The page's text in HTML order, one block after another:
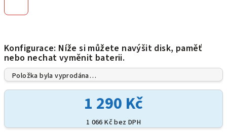
Konfigurace: Níže si můžete navýšit disk, paměť
nebo nechat vyměnit baterii.
Položka byla vyprodána…
1 290 Kč
1 066 Kč bez DPH